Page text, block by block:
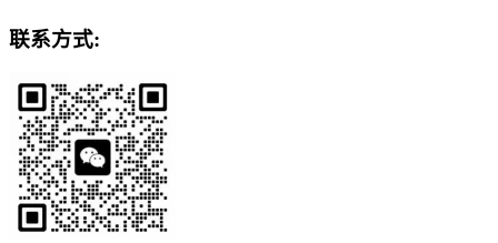
联系方式: